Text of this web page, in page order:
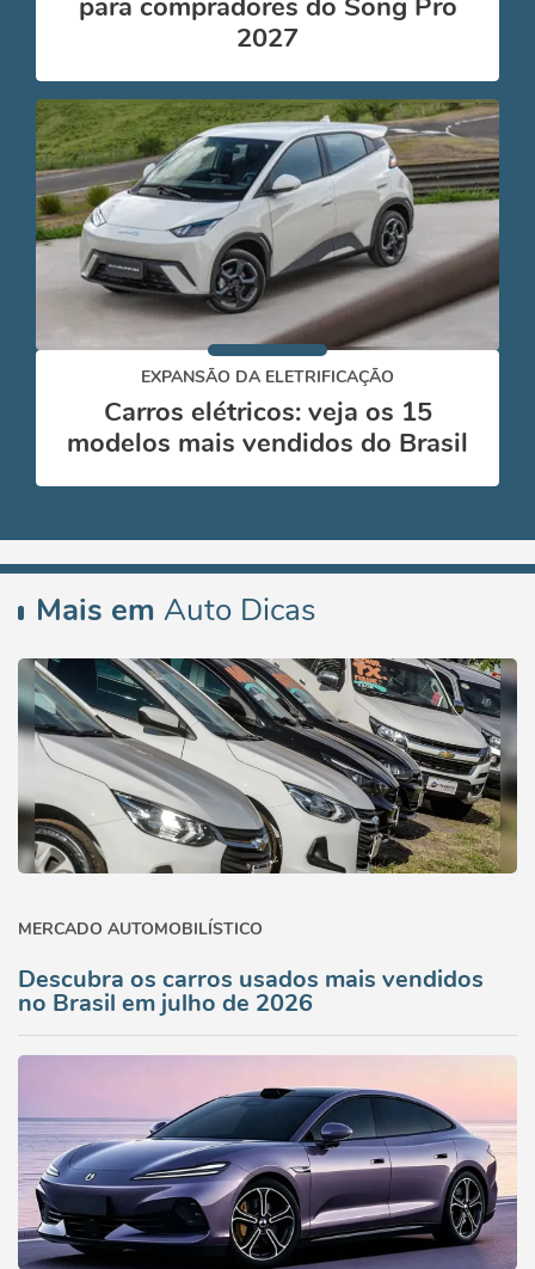
para compradores do Song Pro
2027
EXPANSÃO DA ELETRIFICAÇÃO
Carros elétricos: veja os 15
modelos mais vendidos do Brasil
Mais em Auto Dicas
MERCADO AUTOMOBILÍSTICO
Descubra os carros usados mais vendidos
no Brasil em julho de 2026